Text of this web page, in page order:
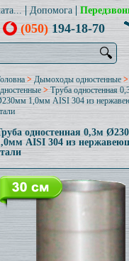
Допомога
(050)194-18-70
🔍
> Дымоходы одностенные
>Труба одностенная
1,0мм AISI 304 из
одностенная 0,3м
AISI 304 из